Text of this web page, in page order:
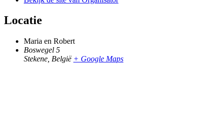
Locatie
Maria en Robert
Boswegel 5
Stekene België + Google Maps